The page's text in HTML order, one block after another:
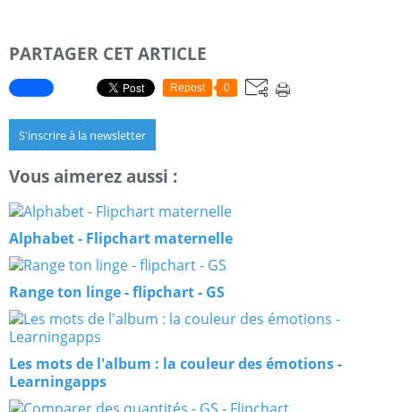
PARTAGER CET ARTICLE
Repost 0
S'inscrire à la newsletter
Vous aimerez aussi :
Alphabet - Flipchart maternelle
Range ton linge - flipchart - GS
Les mots de l'album : la couleur des émotions -
Learningapps